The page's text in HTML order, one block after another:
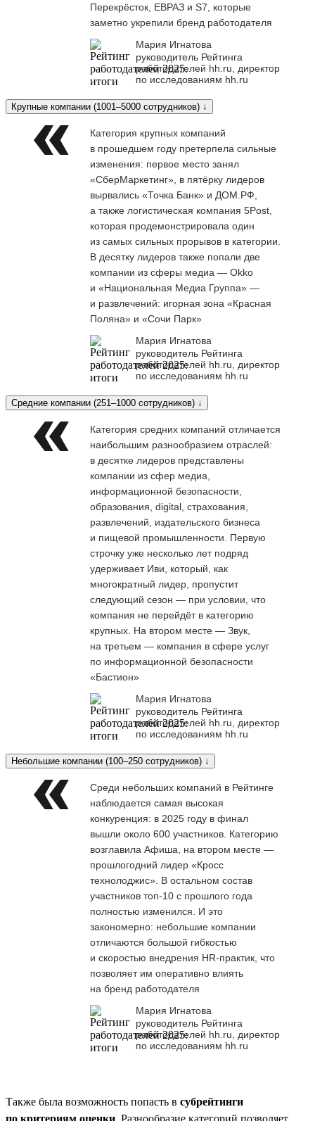
Перекрёсток, ЕВРАЗ и S7, которые
заметно укрепили бренд работодателя
Мария Игнатова
руководитель Рейтинга
работодателей hh.ru, директор
по исследованиям hh.ru
Крупные компании (1001–5000 сотрудников) ↓
Категория крупных компаний
в прошедшем году претерпела сильные
изменения: первое место занял
«СберМаркетинг», в пятёрку лидеров
вырвались «Точка Банк» и ДОМ.РФ,
а также логистическая компания 5Post,
которая продемонстрировала один
из самых сильных прорывов в категории.
В десятку лидеров также попали две
компании из сферы медиа — Okko
и «Национальная Медиа Группа» —
и развлечений: игорная зона «Красная
Поляна» и «Сочи Парк»
Мария Игнатова
руководитель Рейтинга
работодателей hh.ru, директор
по исследованиям hh.ru
Средние компании (251–1000 сотрудников) ↓
Категория средних компаний отличается
наибольшим разнообразием отраслей:
в десятке лидеров представлены
компании из сфер медиа,
информационной безопасности,
образования, digital, страхования,
развлечений, издательского бизнеса
и пищевой промышленности. Первую
строчку уже несколько лет подряд
удерживает Иви, который, как
многократный лидер, пропустит
следующий сезон — при условии, что
компания не перейдёт в категорию
крупных. На втором месте — Звук,
на третьем — компания в сфере услуг
по информационной безопасности
«Бастион»
Мария Игнатова
руководитель Рейтинга
работодателей hh.ru, директор
по исследованиям hh.ru
Небольшие компании (100–250 сотрудников) ↓
Среди небольших компаний в Рейтинге
наблюдается самая высокая
конкуренция: в 2025 году в финал
вышли около 600 участников. Категорию
возглавила Афиша, на втором месте —
прошлогодний лидер «Кросс
технолоджис». В остальном состав
участников топ-10 с прошлого года
полностью изменился. И это
закономерно: небольшие компании
отличаются большой гибкостью
и скоростью внедрения HR-практик, что
позволяет им оперативно влиять
на бренд работодателя
Мария Игнатова
руководитель Рейтинга
работодателей hh.ru, директор
по исследованиям hh.ru
Также была возможность попасть в субрейтинги
по критериям оценки . Разнообразие категорий позволяет